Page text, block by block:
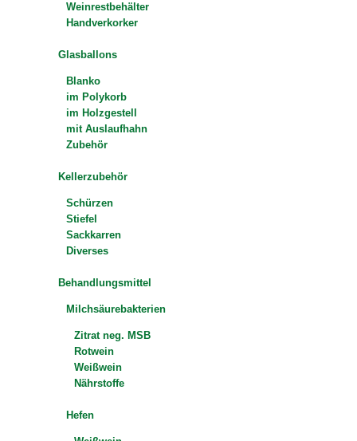
Weinrestbehälter
Handverkorker
Glasballons
Blanko
im Polykorb
im Holzgestell
mit Auslaufhahn
Zubehör
Kellerzubehör
Schürzen
Stiefel
Sackkarren
Diverses
Behandlungsmittel
Milchsäurebakterien
Zitrat neg. MSB
Rotwein
Weißwein
Nährstoffe
Hefen